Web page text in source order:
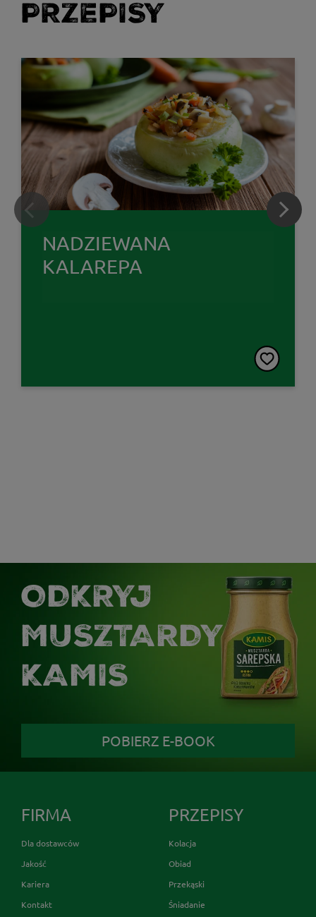
PRZEPISY
NADZIEWANA
KALAREPA
ODKRYJ
MUSZTARDY
KAMIS
POBIERZ E-BOOK
FIRMA
Dla dostawców
Jakość
Kariera
Kontakt
PRZEPISY
Kolacja
Obiad
Przekąski
Śniadanie